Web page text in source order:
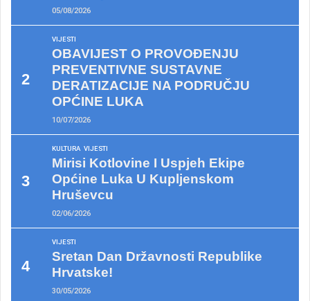
05/08/2026
VIJESTI
OBAVIJEST O PROVOĐENJU
PREVENTIVNE SUSTAVNE
DERATIZACIJE NA PODRUČJU
OPĆINE LUKA
10/07/2026
KULTURA VIJESTI
Mirisi Kotlovine I Uspjeh Ekipe
Općine Luka U Kupljenskom
Hruševcu
02/06/2026
VIJESTI
Sretan Dan Državnosti Republike
Hrvatske!
30/05/2026